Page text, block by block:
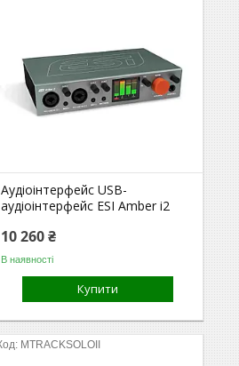
Аудіоінтерфейс USB-
аудіоінтерфейс ESI Amber i2
10 260 ₴
В наявності
Купити
MTRACKSOLOII